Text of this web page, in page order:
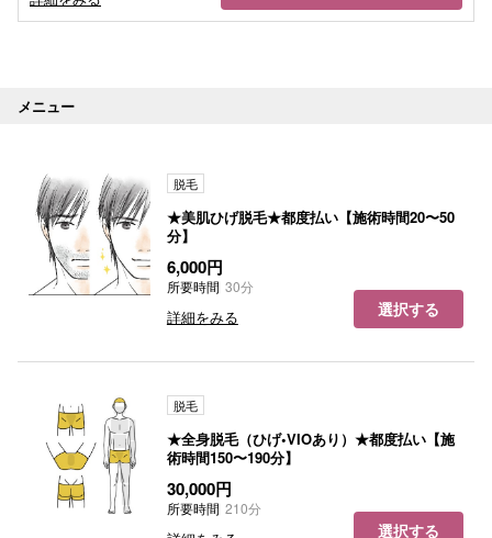
メニュー
脱毛
★美肌ひげ脱毛★都度払い【施術時間20〜50
分】
6,000円
所要時間 30分
詳細をみる 選択する
脱毛
★全身脱毛（ひげ•VIOあり）★都度払い【施
術時間150〜190分】
30,000円
所要時間 210分
選択する